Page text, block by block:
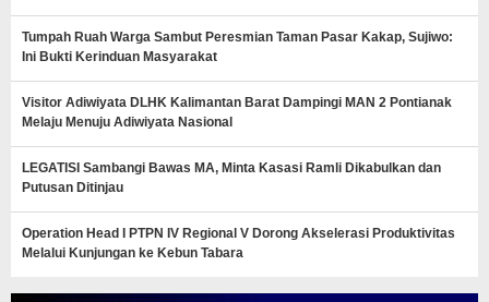
Tumpah Ruah Warga Sambut Peresmian Taman Pasar Kakap, Sujiwo:
Ini Bukti Kerinduan Masyarakat
Visitor Adiwiyata DLHK Kalimantan Barat Dampingi MAN 2 Pontianak
Melaju Menuju Adiwiyata Nasional
LEGATISI Sambangi Bawas MA, Minta Kasasi Ramli Dikabulkan dan
Putusan Ditinjau
Operation Head I PTPN IV Regional V Dorong Akselerasi Produktivitas
Melalui Kunjungan ke Kebun Tabara